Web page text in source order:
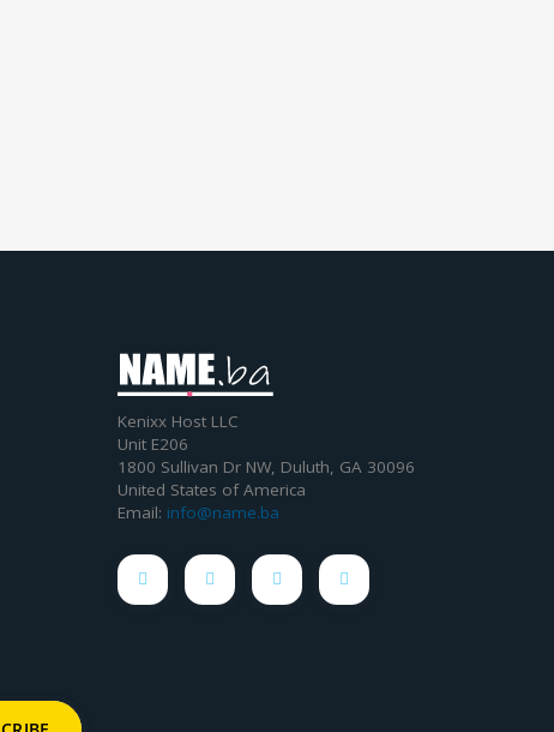
Kenixx Host LLC
Unit E206
1800 Sullivan Dr NW, Duluth, GA 30096
United States of America
Email: info@name.ba